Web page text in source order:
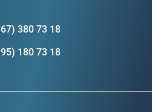
380 73 18
180 73 18